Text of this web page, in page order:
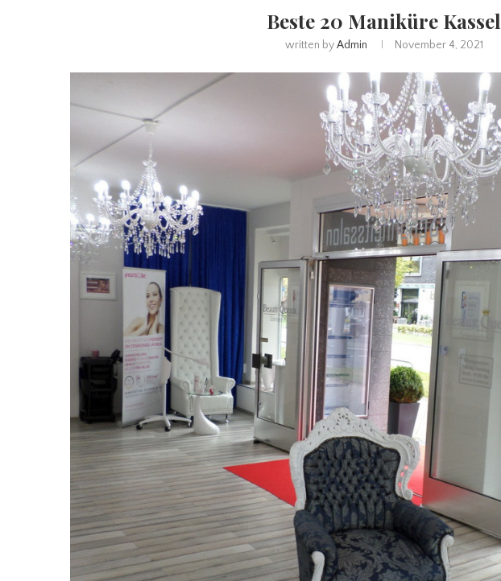
Beste 20 Maniküre Kassel
written byAdmin November 4, 2021